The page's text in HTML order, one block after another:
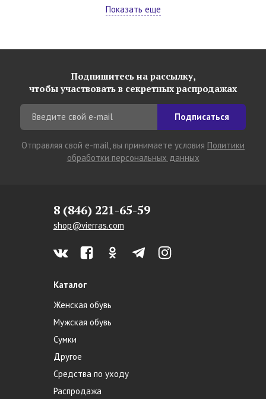
Показать еще
Подпишитесь на рассылку,
чтобы участвовать в секретных распродажах
Подписаться
Отправляя свой e-mail, вы принимаете условия Политики
обработки персональных данных
8 (846) 221-65-59
shop@vierras.com
Каталог
Женская обувь
Мужская обувь
Сумки
Другое
Средства по уходу
Распродажа